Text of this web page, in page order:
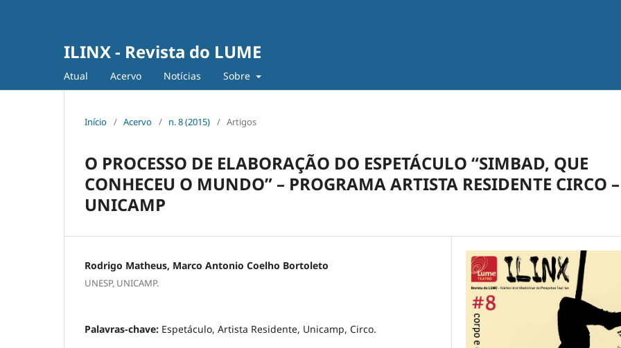
ILINX - Revista do LUME
Atual Acervo Notícias Sobre
Início / Acervo / n. 8 (2015) / Artigos
O PROCESSO DE ELABORAÇÃO DO ESPETÁCULO “SIMBAD, QUE
CONHECEU O MUNDO” – PROGRAMA ARTISTA RESIDENTE CIRCO –
UNICAMP
Rodrigo Matheus, Marco Antonio Coelho Bortoleto
UNESP, UNICAMP.
Palavras-chave: Espetáculo, Artista Residente, Unicamp, Circo.